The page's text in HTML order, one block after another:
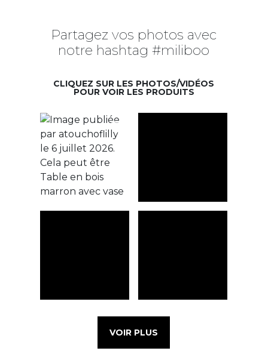
Partagez vos photos avec
notre hashtag #miliboo
CLIQUEZ SUR LES PHOTOS/VIDÉOS
POUR VOIR LES PRODUITS
VOIR PLUS